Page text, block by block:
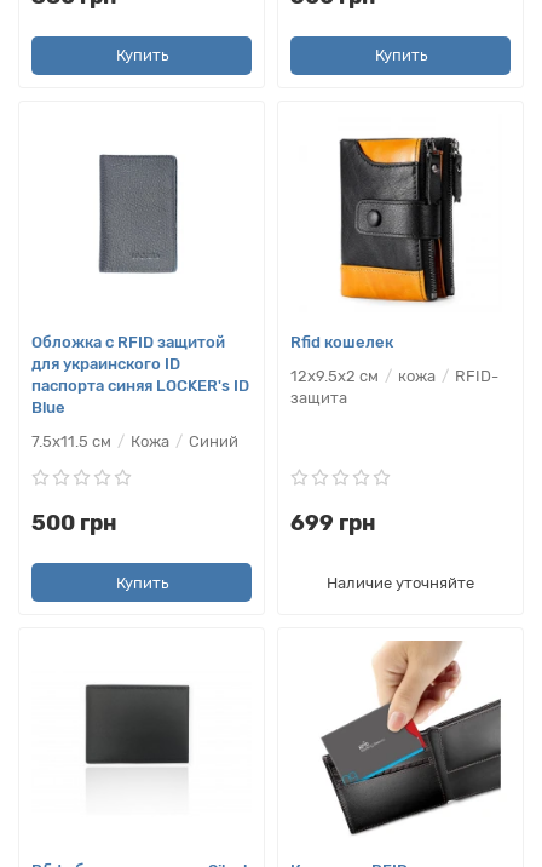
Купить Купить
Обложка с RFID защитой
для украинского ID
паспорта синяя LOCKER's ID
Blue
7.5х11.5 см
Кожа Синий
500 грн
Купить
Rfid кошелек
12х9.5x2 см
кожа
RFID-
защита
699 грн
Наличие уточняйте